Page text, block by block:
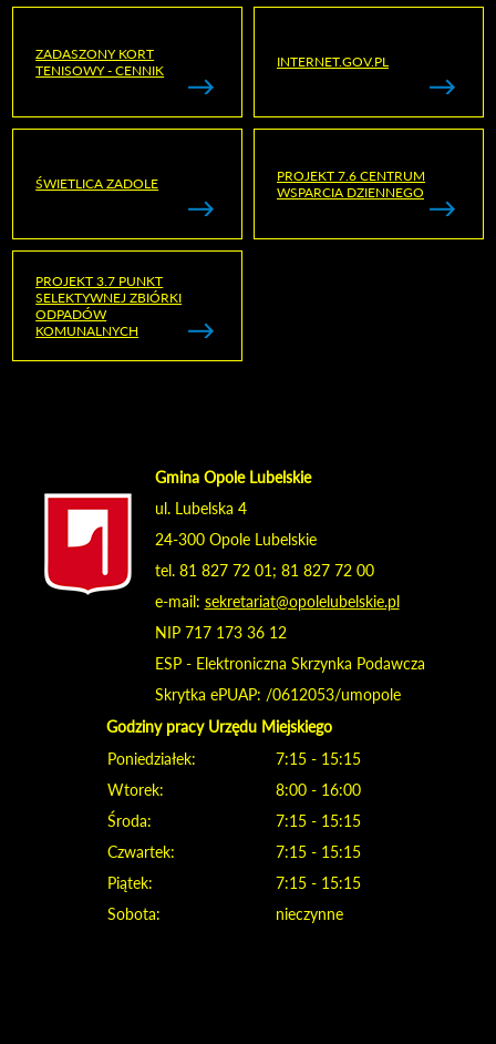
ZADASZONY KORT
TENISOWY - CENNIK
INTERNET.GOV.PL
ŚWIETLICA ZADOLE
PROJEKT 7.6 CENTRUM
WSPARCIA DZIENNEGO
PROJEKT 3.7 PUNKT
SELEKTYWNEJ ZBIÓRKI
ODPADÓW
KOMUNALNYCH
Gmina Opole Lubelskie
ul. Lubelska 4
24-300 Opole Lubelskie
tel. 81 827 72 01; 81 827 72 00
e-mail: sekretariat@opolelubelskie.pl
NIP 717 173 36 12
ESP - Elektroniczna Skrzynka Podawcza
Skrytka ePUAP: /0612053/umopole
Godziny pracy Urzędu Miejskiego
Poniedziałek:
Wtorek:
Środa:
Czwartek:
Piątek:
Sobota:
7:15 - 15:15
8:00 - 16:00
7:15 - 15:15
7:15 - 15:15
7:15 - 15:15
nieczynne